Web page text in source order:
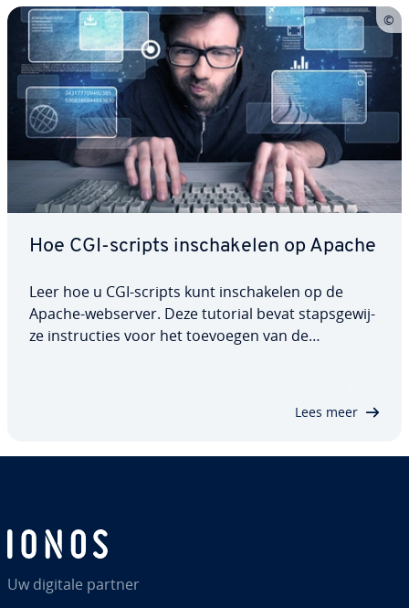
Hoe CGI-scripts in­scha­ke­len op Apache
Leer hoe u CGI-scripts kunt in­scha­ke­len op de
Apache-webserver. Deze tutorial bevat staps­ge­wij­
ze in­struc­ties voor het toevoegen van de
Lees meer
Uw digitale partner